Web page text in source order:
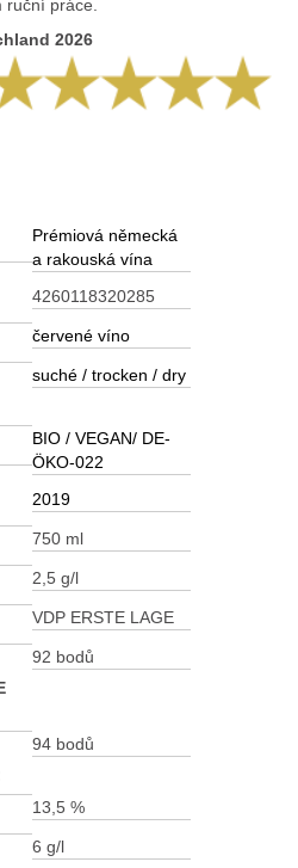
ruční práce.
2026
Prémiová německá
a rakouská vína
4260118320285
červené víno
suché / trocken / dry
BIO / VEGAN/ DE-
ÖKO-022
2019
750 ml
2,5 g/l
VDP ERSTE LAGE
92 bodů
94 bodů
13,5 %
6 g/l